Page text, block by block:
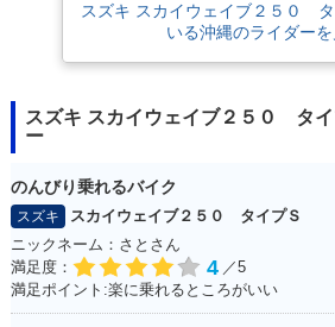
2006年 SKYWAVE
2005年 SKYWAVE
250 Type S・カラ
2003年 SKYWAVE
250 Type S・追加
250 Type S・追加
スズキ スカイウェイブ２５０
いる沖縄のライダーを
スズキ スカイウェイブ２５０ タ
ー
のんびり乗れるバイク
スズキ
スカイウェイブ２５０ タイプＳ
ニックネーム：さとさん
満足度：
4 ／5
満足ポイント:楽に乗れるところがいい